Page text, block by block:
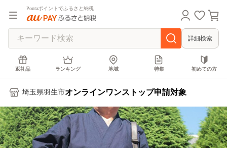
Pontaポイントでふるさと納税
詳細検索
返礼品 ランキング 地域 特集 初めての方
埼玉県羽生市オンラインワンストップ申請対象